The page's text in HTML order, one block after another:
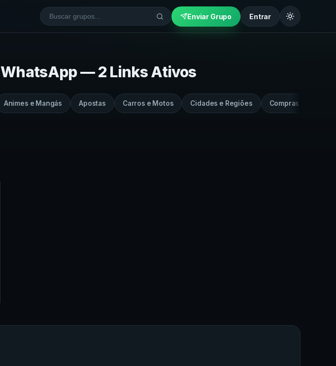
Enviar Grupo Entrar
WhatsApp—2 Links Ativos
Animes e Mangás Apostas Carros e Motos Cidades e Regiões Compras e Vendas